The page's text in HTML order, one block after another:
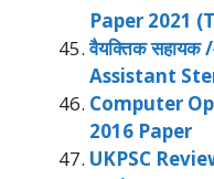
Paper 2021
वैयक्तिक
Assistant
Computer
2016 Paper
UKPSC